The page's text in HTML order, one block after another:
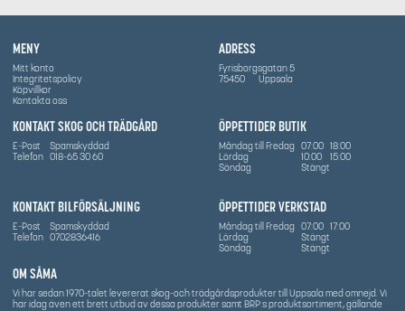
MENY
Mitt konto
Integritetspolicy
Köpvillkor
Kontakta oss
ÖPPETTIDER BUTIK
Måndag till Fredag 07:00 18:00
Lördag
10:00
15:00
Söndag
Stängt
ÖPPETTIDER VERKSTAD
Måndag till Fredag 07:00 17:00
Lördag
Stängt
Söndag
Stängt
ADRESS
Fyrisborgsgatan 5
75450
Uppsala
KONTAKT SKOG OCH TRÄDGÅRD
E-Post
Spamskyddad
Telefon 018-65 30 60
KONTAKT BILFÖRSÄLJNING
E-Post
Spamskyddad
Telefon 0702836416
OM SÅMA
Vi har sedan 1970-talet levererat skog-och trädgårdsprodukter till Uppsala med omnejd. Vi
har idag även ett brett utbud av dessa produkter samt BRP:s produktsortiment, gällande